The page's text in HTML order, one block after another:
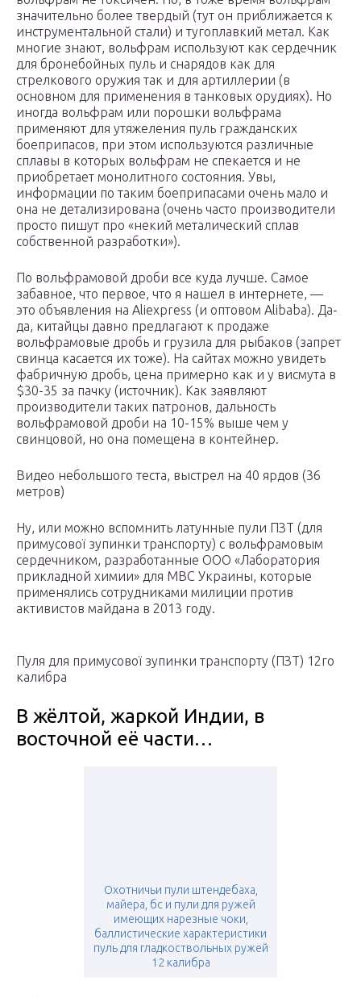
значительно более твердый (тут он приближается к
инструментальной стали) и тугоплавкий метал. Как
многие знают, вольфрам используют как сердечник
для бронебойных пуль и снарядов как для
стрелкового оружия так и для артиллерии (в
основном для применения в танковых орудиях). Но
иногда вольфрам или порошки вольфрама
применяют для утяжеления пуль гражданских
боеприпасов, при этом используются различные
сплавы в которых вольфрам не спекается и не
приобретает монолитного состояния. Увы,
информации по таким боеприпасами очень мало и
она не детализирована (очень часто производители
просто пишут про «некий металический сплав
собственной разработки»).
По вольфрамовой дроби все куда лучше. Самое
забавное, что первое, что я нашел в интернете, —
это объявления на Aliexpress (и оптовом Alibaba). Да-
да, китайцы давно предлагают к продаже
вольфрамовые дробь и грузила для рыбаков (запрет
свинца касается их тоже). На сайтах можно увидеть
фабричную дробь, цена примерно как и у висмута в
$30-35 за пачку (источник). Как заявляют
производители таких патронов, дальность
вольфрамовой дроби на 10-15% выше чем у
свинцовой, но она помещена в контейнер.
Видео небольшого теста, выстрел на 40 ярдов (36
метров)
Ну, или можно вспомнить латунные пули ПЗТ (для
примусової зупинки транспорту) с вольфрамовым
сердечником, разработанные ООО «Лаборатория
прикладной химии» для МВС Украины, которые
применялись сотрудниками милиции против
активистов майдана в 2013 году.
Пуля для примусової зупинки транспорту (ПЗТ) 12го
калибра
В жёлтой, жаркой Индии, в
восточной её части…
Охотничьи пули штендебаха,
майера, бс и пули для ружей
имеющих нарезные чоки,
баллистические характеристики
пуль для гладкоствольных ружей
12 калибра